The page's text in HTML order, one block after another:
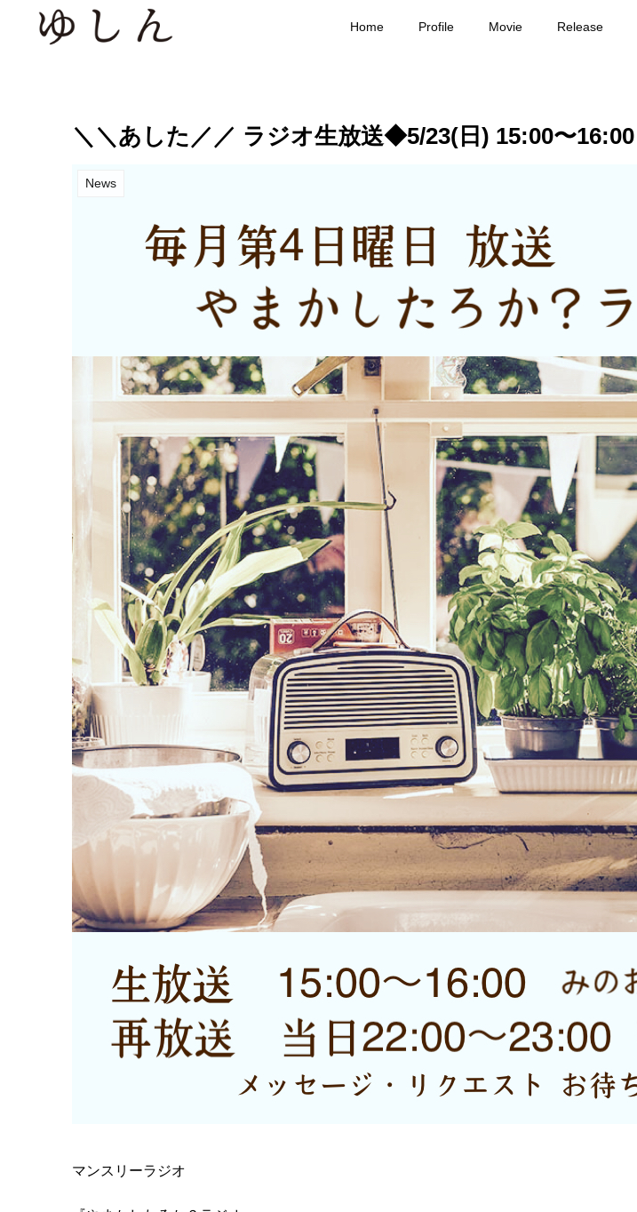
Home Profile Movie Release
＼＼あした／／ ラジオ生放送◆5/23(日) 15:00〜16:00
News
マンスリーラジオ